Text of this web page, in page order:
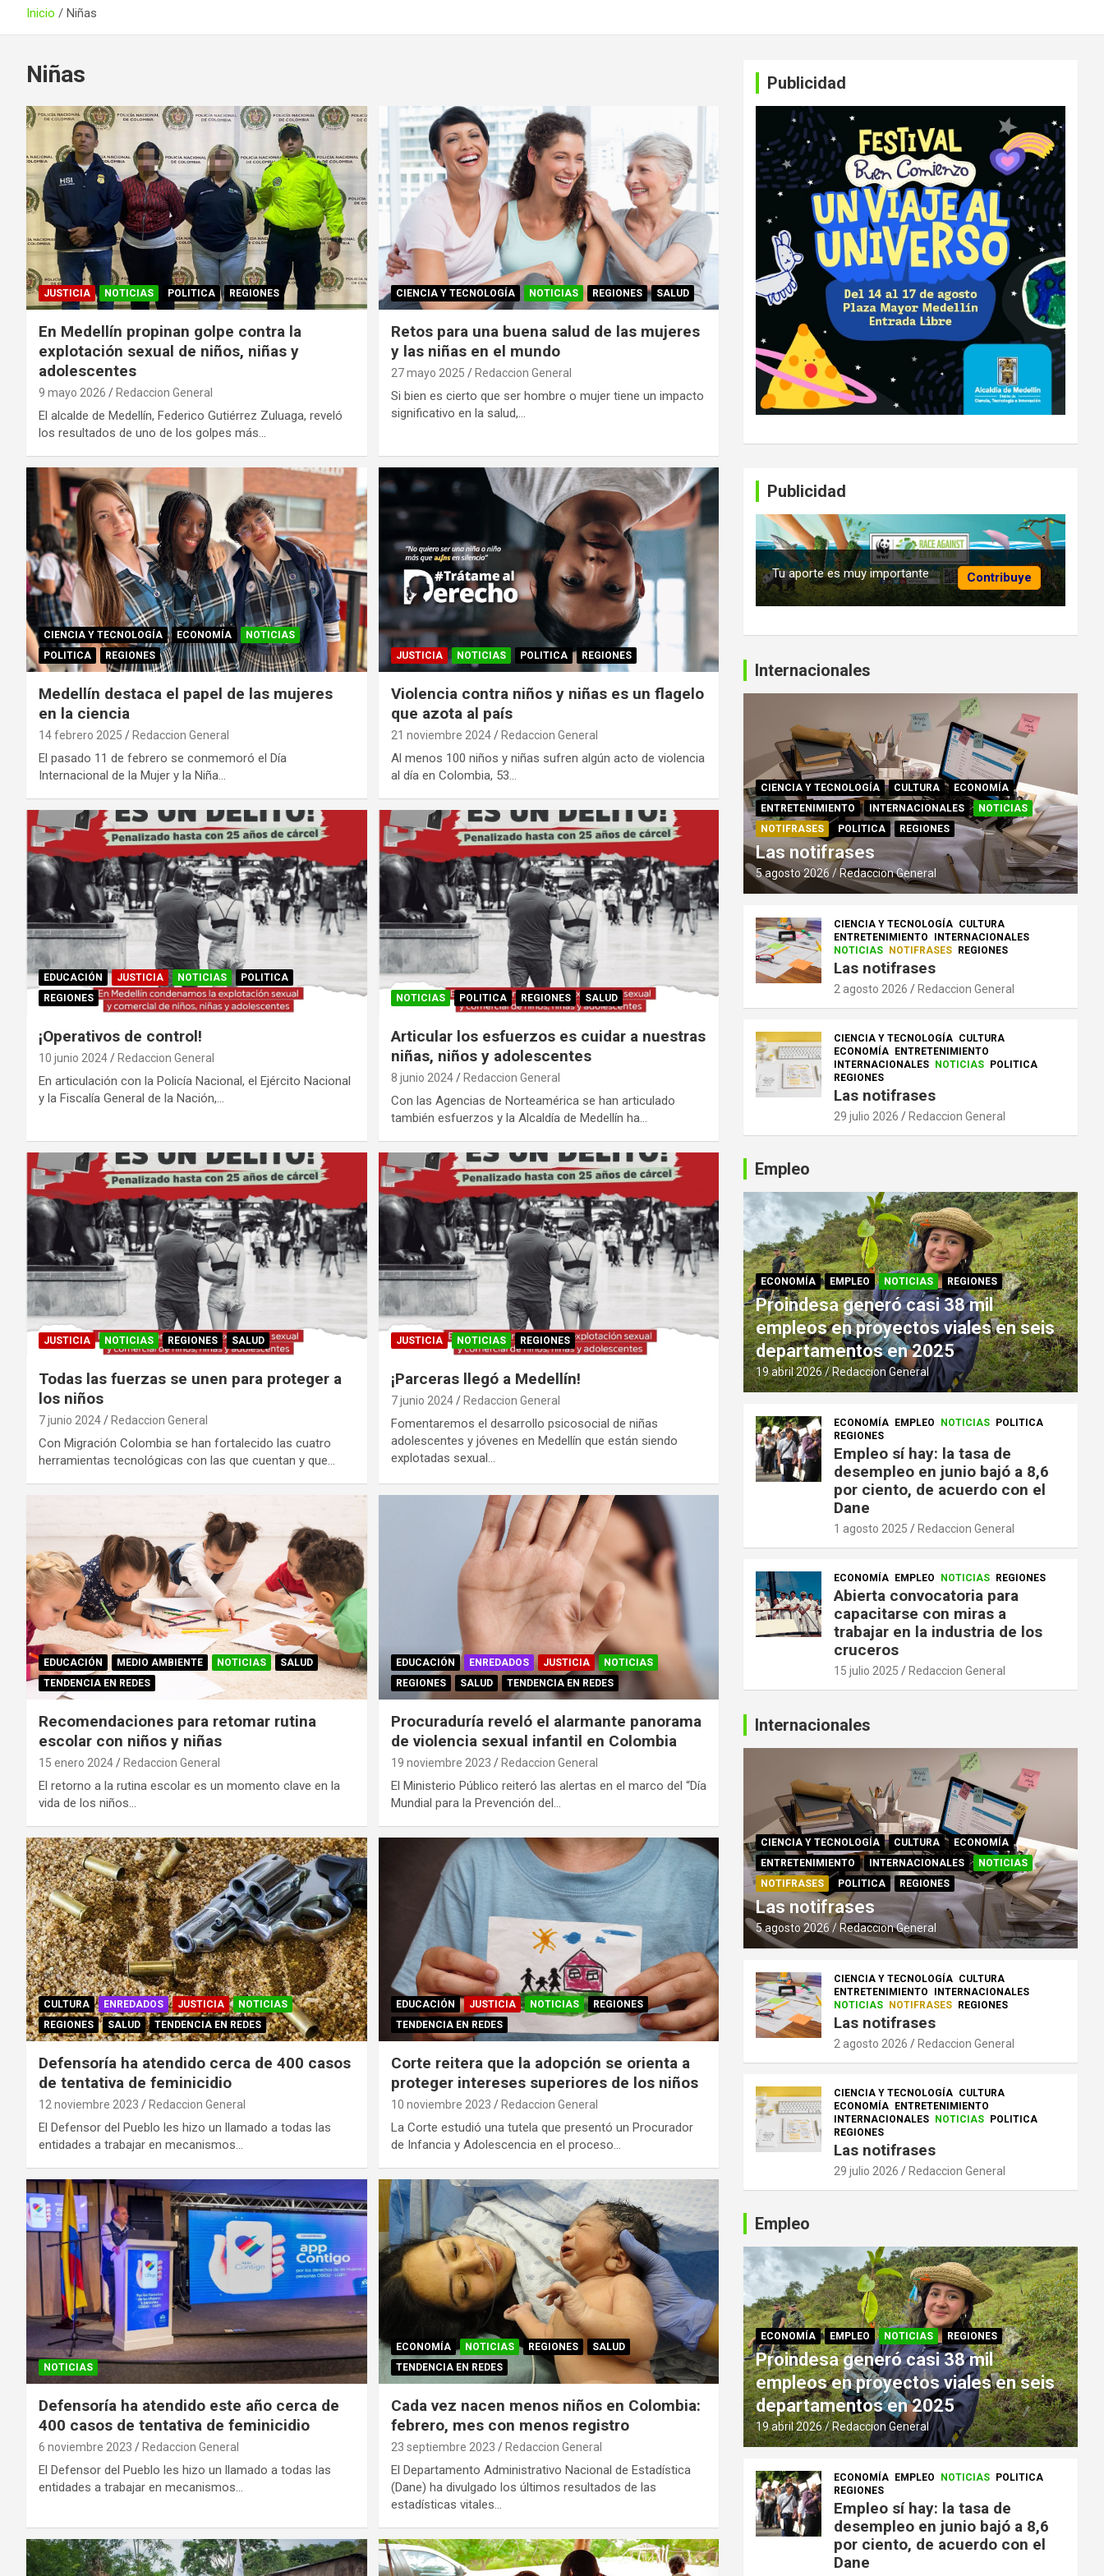
Inicio Niñas
Niñas
JUSTICIA NOTICIAS POLITICA REGIONES
En Medellín propinan golpe contra la
explotación sexual de niños, niñas y
adolescentes
9 mayo 2026 Redaccion General
El alcalde de Medellín, Federico Gutiérrez Zuluaga, reveló
los resultados de uno de los golpes más…
CIENCIA Y TECNOLOGÍA NOTICIAS REGIONES SALUD
Retos para una buena salud de las mujeres
y las niñas en el mundo
27 mayo 2025 Redaccion General
Si bien es cierto que ser hombre o mujer tiene un impacto
significativo en la salud,…
CIENCIA Y TECNOLOGÍA ECONOMÍA
NOTICIAS
POLITICA
REGIONES
Medellín destaca el papel de las mujeres
en la ciencia
14 febrero 2025 Redaccion General
El pasado 11 de febrero se conmemoró el Día
Internacional de la Mujer y la Niña…
JUSTICIA NOTICIAS POLITICA REGIONES
Violencia contra niños y niñas es un flagelo
que azota al país
21 noviembre 2024 Redaccion General
Al menos 100 niños y niñas sufren algún acto de violencia
al día en Colombia, 53…
EDUCACIÓN JUSTICIA NOTICIAS
POLITICA
REGIONES
¡Operativos de control!
10 junio 2024 Redaccion General
En articulación con la Policía Nacional, el Ejército Nacional
y la Fiscalía General de la Nación,…
NOTICIAS POLITICA REGIONES SALUD
Articular los esfuerzos es cuidar a nuestras
niñas, niños y adolescentes
8 junio 2024 Redaccion General
Con las Agencias de Norteamérica se han articulado
también esfuerzos y la Alcaldía de Medellín ha…
JUSTICIA NOTICIAS REGIONES SALUD
Todas las fuerzas se unen para proteger a
los niños
7 junio 2024 Redaccion General
Con Migración Colombia se han fortalecido las cuatro
herramientas tecnológicas con las que cuentan y que…
JUSTICIA NOTICIAS REGIONES
¡Parceras llegó a Medellín!
7 junio 2024 Redaccion General
Fomentaremos el desarrollo psicosocial de niñas
adolescentes y jóvenes en Medellín que están siendo
explotadas sexual…
EDUCACIÓN MEDIO AMBIENTE NOTICIAS
SALUD
TENDENCIA EN REDES
Recomendaciones para retomar rutina
escolar con niños y niñas
15 enero 2024 Redaccion General
El retorno a la rutina escolar es un momento clave en la
vida de los niños…
EDUCACIÓN ENREDADOS JUSTICIA
NOTICIAS
REGIONES
SALUD TENDENCIA EN REDES
Procuraduría reveló el alarmante panorama
de violencia sexual infantil en Colombia
19 noviembre 2023 Redaccion General
​​El Ministerio Público reiteró las alertas en el marco del “Día
Mundial para la Prevención del…
CULTURA ENREDADOS JUSTICIA
NOTICIAS
REGIONES
SALUD TENDENCIA EN REDES
Defensoría ha atendido cerca de 400 casos
de tentativa de feminicidio
12 noviembre 2023 Redaccion General
El Defensor del Pueblo les hizo un llamado a todas las
entidades a trabajar en mecanismos…
EDUCACIÓN JUSTICIA NOTICIAS
REGIONES
TENDENCIA EN REDES
Corte reitera que la adopción se orienta a
proteger intereses superiores de los niños
10 noviembre 2023 Redaccion General
La Corte estudió una tutela que presentó un Procurador
de Infancia y Adolescencia en el proceso…
NOTICIAS
Defensoría ha atendido este año cerca de
400 casos de tentativa de feminicidio
6 noviembre 2023 Redaccion General
El Defensor del Pueblo les hizo un llamado a todas las
entidades a trabajar en mecanismos…
ECONOMÍA NOTICIAS REGIONES
SALUD
TENDENCIA EN REDES
Cada vez nacen menos niños en Colombia:
febrero, mes con menos registro
23 septiembre 2023 Redaccion General
El Departamento Administrativo Nacional de Estadística
(Dane) ha divulgado los últimos resultados de las
estadísticas vitales…
Publicidad
Publicidad
Contribuye
Tu aporte es muy importante
Internacionales
CIENCIA Y TECNOLOGÍA CULTURA
ECONOMÍA
ENTRETENIMIENTO
INTERNACIONALES
NOTICIAS
NOTIFRASES
POLITICA REGIONES
Las notifrases
5 agosto 2026 Redaccion General
CIENCIA Y TECNOLOGÍA CULTURA
ENTRETENIMIENTO
INTERNACIONALES
NOTICIAS
NOTIFRASES REGIONES
Las notifrases
2 agosto 2026 Redaccion General
CIENCIA Y TECNOLOGÍA CULTURA
ECONOMÍA
ENTRETENIMIENTO
INTERNACIONALES
NOTICIAS
POLITICA
REGIONES
Las notifrases
29 julio 2026 Redaccion General
Empleo
ECONOMÍA EMPLEO NOTICIAS REGIONES
Proindesa generó casi 38 mil
empleos en proyectos viales en seis
departamentos en 2025
19 abril 2026 Redaccion General
ECONOMÍA EMPLEO NOTICIAS
POLITICA
REGIONES
Empleo sí hay: la tasa de
desempleo en junio bajó a 8,6
por ciento, de acuerdo con el
Dane
1 agosto 2025 Redaccion General
ECONOMÍA EMPLEO NOTICIAS REGIONES
Abierta convocatoria para
capacitarse con miras a
trabajar en la industria de los
cruceros
15 julio 2025 Redaccion General
Internacionales
CIENCIA Y TECNOLOGÍA CULTURA
ECONOMÍA
ENTRETENIMIENTO
INTERNACIONALES
NOTICIAS
NOTIFRASES
POLITICA REGIONES
Las notifrases
5 agosto 2026 Redaccion General
CIENCIA Y TECNOLOGÍA CULTURA
ENTRETENIMIENTO
INTERNACIONALES
NOTICIAS
NOTIFRASES REGIONES
Las notifrases
2 agosto 2026 Redaccion General
CIENCIA Y TECNOLOGÍA CULTURA
ECONOMÍA
ENTRETENIMIENTO
INTERNACIONALES
NOTICIAS
POLITICA
REGIONES
Las notifrases
29 julio 2026 Redaccion General
Empleo
ECONOMÍA EMPLEO NOTICIAS REGIONES
Proindesa generó casi 38 mil
empleos en proyectos viales en seis
departamentos en 2025
19 abril 2026 Redaccion General
ECONOMÍA EMPLEO NOTICIAS
POLITICA
REGIONES
Empleo sí hay: la tasa de
desempleo en junio bajó a 8,6
por ciento, de acuerdo con el
Dane